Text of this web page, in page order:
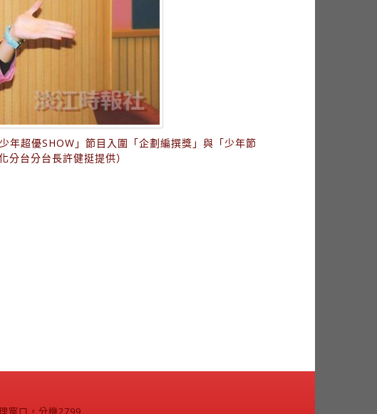
年超優SHOW」節目入圍「企劃編撰獎」與「少年節
台分台長許健挺提供）
窗口，分機2799